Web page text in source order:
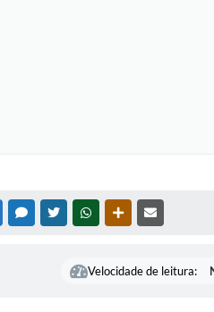
FACEBOOKMESSENGER
TWITTERWHATSAPPOUTRAS MÍDIAS
Velocidade de leitura: